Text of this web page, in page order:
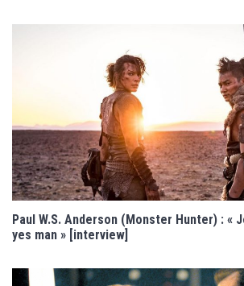
Paul W.S. Anderson (Monster Hunter) : «
yes man » [interview]